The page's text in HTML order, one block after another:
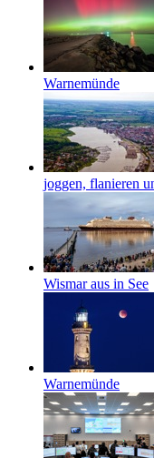
Warnemünde
joggen, flanieren
Wismar aus in See
Warnemünde